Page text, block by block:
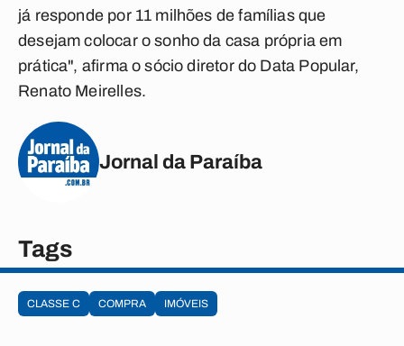
já responde por 11 milhões de famílias que
desejam colocar o sonho da casa própria em
prática", afirma o sócio diretor do Data Popular,
Renato Meirelles.
Jornal da Paraíba
Tags
CLASSE C COMPRA IMÓVEIS